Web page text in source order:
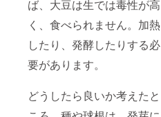
ば、大豆は生では毒性が高
く、食べられません。加熱
したり、発酵したりする必
要があります。
どうしたら良いか考えたと